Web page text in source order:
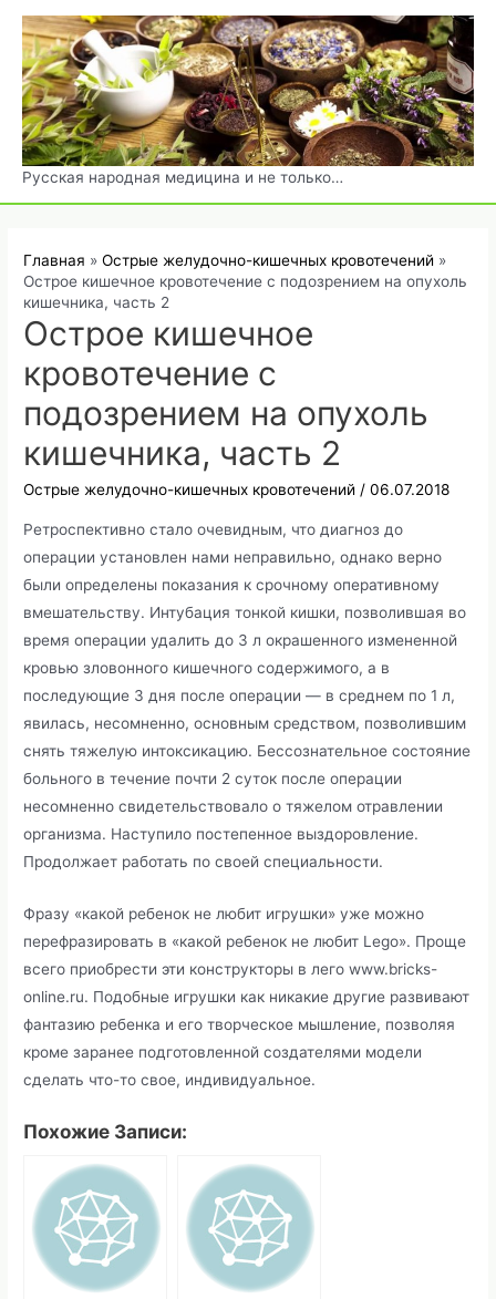
Перейти
содержимому
Русская народная медицина и не только…
Главная
Острые желудочно-кишечных кровотечений
Острое кишечное кровотечение с подозрением на опухоль
кишечника, часть 2
Острое кишечное
кровотечение с
подозрением на опухоль
кишечника, часть 2
Острые желудочно-кишечных кровотечений /06.07.2018
Ретроспективно стало очевидным, что диагноз до
операции установлен нами неправильно, однако верно
были определены показания к срочному оперативному
вмешательству. Интубация тонкой кишки, позволившая во
время операции удалить до 3 л окрашенного измененной
кровью зловонного кишечного содержимого, а в
последующие 3 дня после операции — в среднем по 1 л,
явилась, несомненно, основным средством, позволившим
снять тяжелую интоксикацию. Бессознательное состояние
больного в течение почти 2 суток после операции
несомненно свидетельствовало о тяжелом отравлении
организма. Наступило постепенное выздоровление.
Продолжает работать по своей специальности.
Фразу «какой ребенок не любит игрушки» уже можно
перефразировать в «какой ребенок не любит Lego». Проще
всего приобрести эти конструкторы в лего www.bricks-
online.ru. Подобные игрушки как никакие другие развивают
фантазию ребенка и его творческое мышление, позволяя
кроме заранее подготовленной создателями модели
сделать что-то свое, индивидуальное.
Похожие Записи: